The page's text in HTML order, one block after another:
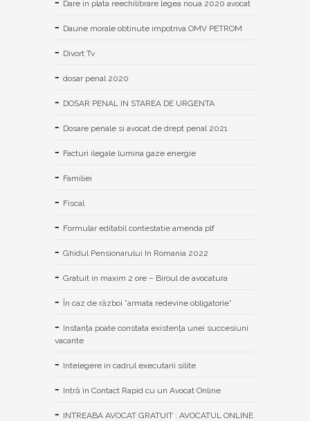
Dare in plata reechilibrare legea noua 2020 avocat
Daune morale obtinute impotriva OMV PETROM
Divort Tv
dosar penal 2020
DOSAR PENAL IN STAREA DE URGENTA
Dosare penale si avocat de drept penal 2021
Facturi ilegale lumina gaze energie
Familiei
Fiscal
Formular editabil contestatie amenda plf
Ghidul Pensionarului In Romania 2022
Gratuit in maxim 2 ore – Biroul de avocatura
În caz de război ”armata redevine obligatorie”
Instanța poate constata existenţa unei succesiuni
vacante
Intelegere in cadrul executarii silite
Intră în Contact Rapid cu un Avocat Online
INTREABA AVOCAT GRATUIT : AVOCATUL ONLINE